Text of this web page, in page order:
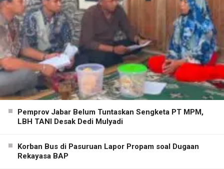
Pemprov Jabar Belum Tuntaskan Sengketa PT MPM,
LBH TANI Desak Dedi Mulyadi
Korban Bus di Pasuruan Lapor Propam soal Dugaan
Rekayasa BAP